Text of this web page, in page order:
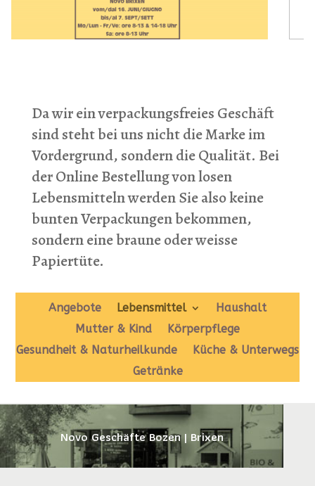
Da wir ein verpackungsfreies Geschäft
sind steht bei uns nicht die Marke im
Vordergrund, sondern die Qualität. Bei
der Online Bestellung von losen
Lebensmitteln werden Sie also keine
bunten Verpackungen bekommen,
sondern eine braune oder weisse
Papiertüte.
Angebote Lebensmittel
Haushalt
Mutter & Kind
Körperpflege
Gesundheit & Naturheilkunde
Küche & Unterwegs
Getränke
Novo Geschäfte Bozen | Brixen